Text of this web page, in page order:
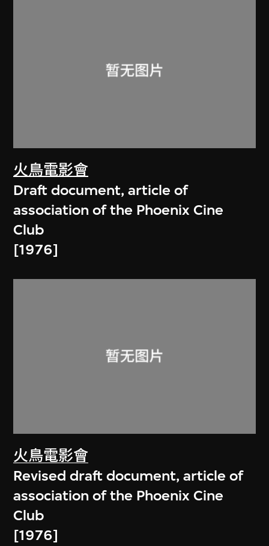
火鳥電影會
Draft document, article of
association of the Phoenix Cine
Club
[1976]
火鳥電影會
Revised draft document, article of
association of the Phoenix Cine
Club
[1976]